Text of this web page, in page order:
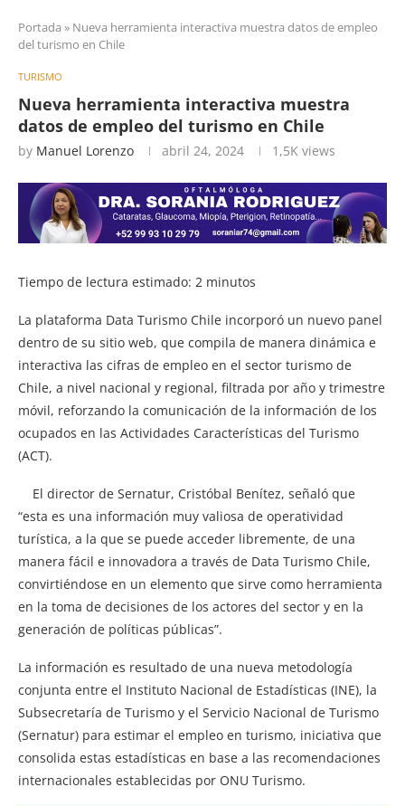
Portada » Nueva herramienta interactiva muestra datos de empleo
del turismo en Chile
TURISMO
Nueva herramienta interactiva muestra
datos de empleo del turismo en Chile
by Manuel Lorenzo abril 24, 2024 1,5K views
Tiempo de lectura estimado: 2 minutos
La plataforma Data Turismo Chile incorporó un nuevo panel
dentro de su sitio web, que compila de manera dinámica e
interactiva las cifras de empleo en el sector turismo de
Chile, a nivel nacional y regional, filtrada por año y trimestre
móvil, reforzando la comunicación de la información de los
ocupados en las Actividades Características del Turismo
(ACT).
El director de Sernatur, Cristóbal Benítez, señaló que
“esta es una información muy valiosa de operatividad
turística, a la que se puede acceder libremente, de una
manera fácil e innovadora a través de Data Turismo Chile,
convirtiéndose en un elemento que sirve como herramienta
en la toma de decisiones de los actores del sector y en la
generación de políticas públicas”.
La información es resultado de una nueva metodología
conjunta entre el Instituto Nacional de Estadísticas (INE), la
Subsecretaría de Turismo y el Servicio Nacional de Turismo
(Sernatur) para estimar el empleo en turismo, iniciativa que
consolida estas estadísticas en base a las recomendaciones
internacionales establecidas por ONU Turismo.